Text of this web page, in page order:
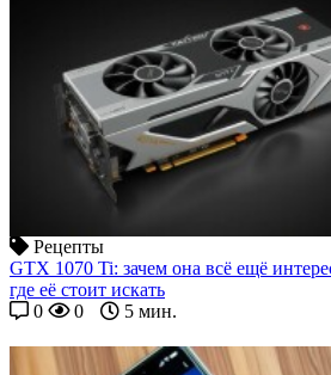
Рецепты
GTX 1070 Ti: зачем она всё ещё
где её стоит искать
0
0 5 мин.